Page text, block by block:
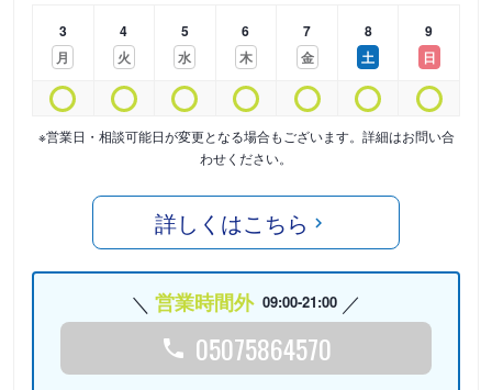
3
月
4
火
5
水
6
木
7
金
8
土
9
日
※営業日・相談可能日が変更となる場合もございます。詳細はお問い合
わせください。
詳しくはこちら
営業時間外 09:00-21:00
05075864570